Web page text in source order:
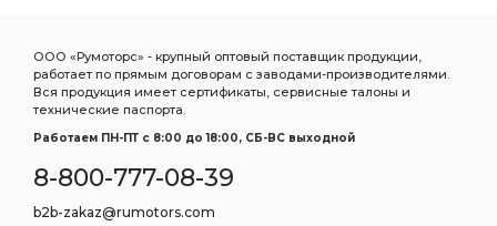
ООО «Румоторс» - крупный оптовый поставщик продукции,
работает по прямым договорам с заводами-производителями.
Вся продукция имеет сертификаты, сервисные талоны и
технические паспорта.
Работаем ПН-ПТ c 8:00 до 18:00, СБ-ВС выходной
8-800-777-08-39
b2b-zakaz@rumotors.com